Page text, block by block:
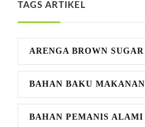
TAGS ARTIKEL
ARENGA BROWN SUGAR
BAHAN BAKU MAKANAN
BAHAN PEMANIS ALAMI